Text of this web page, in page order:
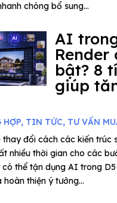
chóng bổ sung...
AI
Render
bật? 8
giúp
, TIN TỨC, TƯ VẤN
đổi cách các kiến trúc
nhiều thời gian cho các
thể tận dụng AI trong D5
thiện ý tưởng...